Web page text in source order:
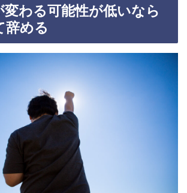
変わる可能性が低いなら
辞める